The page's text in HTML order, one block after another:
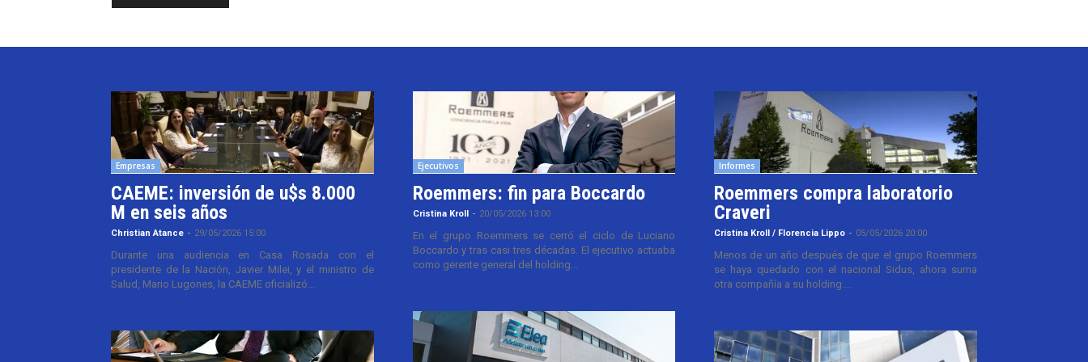
Empresas
CAEME: inversión de u$s 8.000
M en seis años
Christian Atance - 29/05/2026 15:00
Durante una audiencia en Casa Rosada con el
presidente de la Nación, Javier Milei, y el ministro de
Salud, Mario Lugones, la CAEME oficializó...
Ejecutivos
Roemmers: fin para Boccardo
Cristina Kroll - 20/05/2026 13:00
En el grupo Roemmers se cerró el ciclo de Luciano
Boccardo y tras casi tres décadas. El ejecutivo actuaba
como gerente general del holding...
Informes
Roemmers compra laboratorio
Craveri
Cristina Kroll / Florencia Lippo - 05/05/2026 20:00
Menos de un año después de que el grupo Roemmers
se haya quedado con el nacional Sidus, ahora suma
otra compañía a su holding....